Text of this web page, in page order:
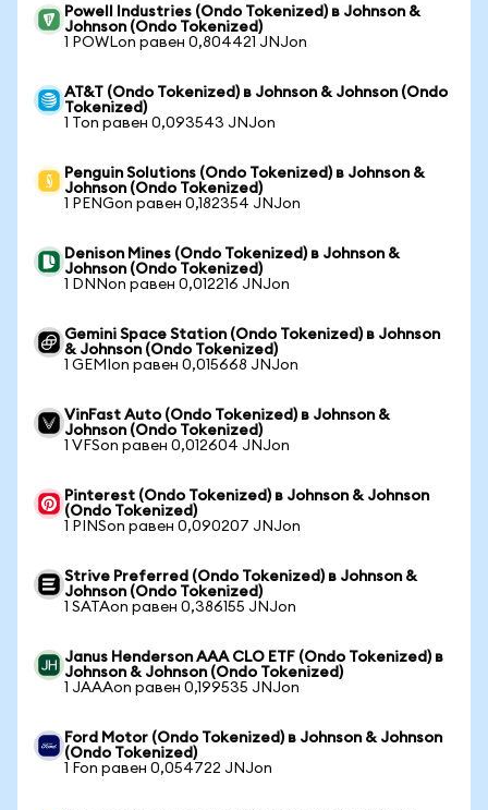
Powell Industries (Ondo Tokenized) в Johnson &
Johnson (Ondo Tokenized)
1 POWLon равен 0,804421 JNJon
AT&T (Ondo Tokenized) в Johnson & Johnson (Ondo
Tokenized)
1 Ton равен 0,093543 JNJon
Penguin Solutions (Ondo Tokenized) в Johnson &
Johnson (Ondo Tokenized)
1 PENGon равен 0,182354 JNJon
Denison Mines (Ondo Tokenized) в Johnson &
Johnson (Ondo Tokenized)
1 DNNon равен 0,012216 JNJon
Gemini Space Station (Ondo Tokenized) в Johnson
& Johnson (Ondo Tokenized)
1 GEMIon равен 0,015668 JNJon
VinFast Auto (Ondo Tokenized) в Johnson &
Johnson (Ondo Tokenized)
1 VFSon равен 0,012604 JNJon
Pinterest (Ondo Tokenized) в Johnson & Johnson
(Ondo Tokenized)
1 PINSon равен 0,090207 JNJon
Strive Preferred (Ondo Tokenized) в Johnson &
Johnson (Ondo Tokenized)
1 SATAon равен 0,386155 JNJon
Janus Henderson AAA CLO ETF (Ondo Tokenized) в
Johnson & Johnson (Ondo Tokenized)
1 JAAAon равен 0,199535 JNJon
Ford Motor (Ondo Tokenized) в Johnson & Johnson
(Ondo Tokenized)
1 Fon равен 0,054722 JNJon